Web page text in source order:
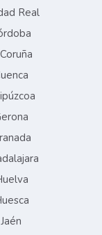
Real